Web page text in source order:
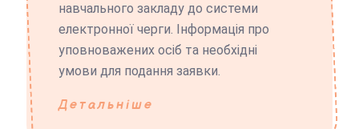
навчального закладу до системи
електронної черги. Інформація про
уповноважених осіб та необхідні
умови для подання заявки.
Детальніше